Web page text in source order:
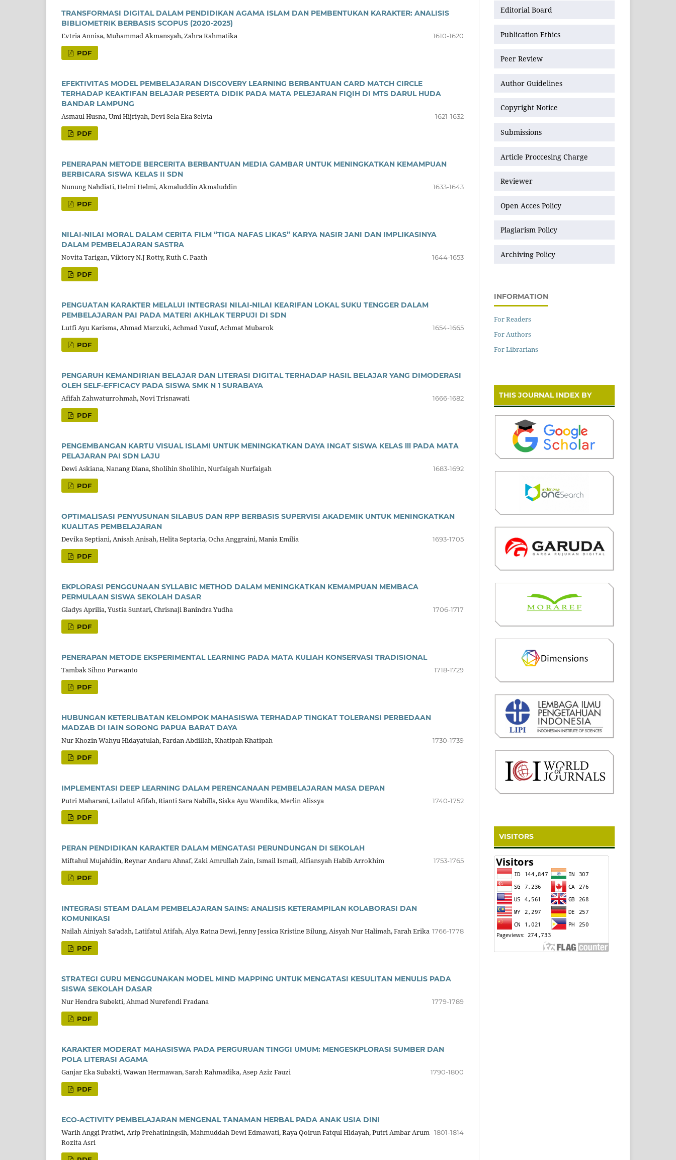
TRANSFORMASI DIGITAL DALAM PENDIDIKAN AGAMA ISLAM DAN PEMBENTUKAN KARAKTER: ANALISIS
BIBLIOMETRIK BERBASIS SCOPUS (2020-2025)
Evtria Annisa, Muhammad Akmansyah, Zahra Rahmatika
1610-1620
PDF
EFEKTIVITAS MODEL PEMBELAJARAN DISCOVERY LEARNING BERBANTUAN CARD MATCH CIRCLE
TERHADAP KEAKTIFAN BELAJAR PESERTA DIDIK PADA MATA PELEJARAN FIQIH DI MTS DARUL HUDA
BANDAR LAMPUNG
Asmaul Husna, Umi Hijriyah, Devi Sela Eka Selvia
1621-1632
PDF
PENERAPAN METODE BERCERITA BERBANTUAN MEDIA GAMBAR UNTUK MENINGKATKAN KEMAMPUAN
BERBICARA SISWA KELAS II SDN
Nunung Nahdiati, Helmi Helmi, Akmaluddin Akmaluddin
1633-1643
PDF
NILAI-NILAI MORAL DALAM CERITA FILM “TIGA NAFAS LIKAS” KARYA NASIR JANI DAN IMPLIKASINYA
DALAM PEMBELAJARAN SASTRA
Novita Tarigan, Viktory N.J Rotty, Ruth C. Paath
1644-1653
PDF
PENGUATAN KARAKTER MELALUI INTEGRASI NILAI-NILAI KEARIFAN LOKAL SUKU TENGGER DALAM
PEMBELAJARAN PAI PADA MATERI AKHLAK TERPUJI DI SDN
Lutfi Ayu Karisma, Ahmad Marzuki, Achmad Yusuf, Achmat Mubarok
1654-1665
PDF
PENGARUH KEMANDIRIAN BELAJAR DAN LITERASI DIGITAL TERHADAP HASIL BELAJAR YANG DIMODERASI
OLEH SELF-EFFICACY PADA SISWA SMK N 1 SURABAYA
Afifah Zahwaturrohmah, Novi Trisnawati
1666-1682
PDF
PENGEMBANGAN KARTU VISUAL ISLAMI UNTUK MENINGKATKAN DAYA INGAT SISWA KELAS lll PADA MATA
PELAJARAN PAI SDN LAJU
Dewi Askiana, Nanang Diana, Sholihin Sholihin, Nurfaigah Nurfaigah
1683-1692
PDF
OPTIMALISASI PENYUSUNAN SILABUS DAN RPP BERBASIS SUPERVISI AKADEMIK UNTUK MENINGKATKAN
KUALITAS PEMBELAJARAN
Devika Septiani, Anisah Anisah, Helita Septaria, Ocha Anggraini, Mania Emilia
1693-1705
PDF
EKPLORASI PENGGUNAAN SYLLABIC METHOD DALAM MENINGKATKAN KEMAMPUAN MEMBACA
PERMULAAN SISWA SEKOLAH DASAR
Gladys Aprilia, Yustia Suntari, Chrisnaji Banindra Yudha
1706-1717
PDF
PENERAPAN METODE EKSPERIMENTAL LEARNING PADA MATA KULIAH KONSERVASI TRADISIONAL
Tambak Sihno Purwanto
1718-1729
PDF
HUBUNGAN KETERLIBATAN KELOMPOK MAHASISWA TERHADAP TINGKAT TOLERANSI PERBEDAAN
MADZAB DI IAIN SORONG PAPUA BARAT DAYA
Nur Khozin Wahyu Hidayatulah, Fardan Abdillah, Khatipah Khatipah
1730-1739
PDF
IMPLEMENTASI DEEP LEARNING DALAM PERENCANAAN PEMBELAJARAN MASA DEPAN
Putri Maharani, Lailatul Afifah, Rianti Sara Nabilla, Siska Ayu Wandika, Merlin Alissya
1740-1752
PDF
PERAN PENDIDIKAN KARAKTER DALAM MENGATASI PERUNDUNGAN DI SEKOLAH
Miftahul Mujahidin, Reynar Andaru Ahnaf, Zaki Amrullah Zain, Ismail Ismail, Alfiansyah Habib Arrokhim
1753-1765
PDF
INTEGRASI STEAM DALAM PEMBELAJARAN SAINS: ANALISIS KETERAMPILAN KOLABORASI DAN
KOMUNIKASI
Nailah Ainiyah Sa’adah, Latifatul Atifah, Alya Ratna Dewi, Jenny Jessica Kristine Bilung, Aisyah Nur Halimah, Farah Erika 1766-1778
PDF
STRATEGI GURU MENGGUNAKAN MODEL MIND MAPPING UNTUK MENGATASI KESULITAN MENULIS PADA
SISWA SEKOLAH DASAR
Nur Hendra Subekti, Ahmad Nurefendi Fradana
1779-1789
PDF
KARAKTER MODERAT MAHASISWA PADA PERGURUAN TINGGI UMUM: MENGESKPLORASI SUMBER DAN
POLA LITERASI AGAMA
Ganjar Eka Subakti, Wawan Hermawan, Sarah Rahmadika, Asep Aziz Fauzi
1790-1800
PDF
ECO-ACTIVITY PEMBELAJARAN MENGENAL TANAMAN HERBAL PADA ANAK USIA DINI
Warih Anggi Pratiwi, Arip Prehatiningsih, Mahmuddah Dewi Edmawati, Raya Qoirun Fatqul Hidayah, Putri Ambar Arum
Rozita Asri
1801-1814
Editorial Board
Publication Ethics
Peer Review
Author Guidelines
Copyright Notice
Submissions
Article Proccesing Charge
Reviewer
Open Acces Policy
Plagiarism Policy
Archiving Policy
INFORMATION
For Readers
For Authors
For Librarians
THIS JOURNAL INDEX BY
VISITORS